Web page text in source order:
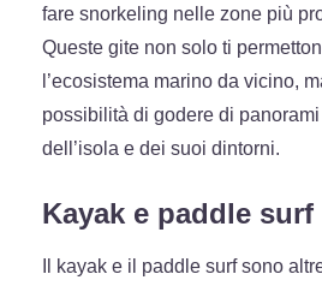
fare snorkeling nelle zone più
Queste gite non solo ti
l’ecosistema marino da vicino,
possibilità di godere di
dell’isola e dei suoi dintorni.
Kayak e paddle surf
Il kayak e il paddle surf sono